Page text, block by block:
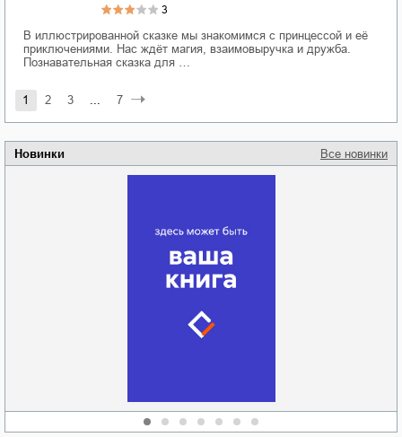
Новинки Все новинки
3
В иллюстрированной сказке мы знакомимся с принцессой и её
приключениями. Нас ждёт магия, взаимовыручка и дружба.
Познавательная сказка для …
1 2 3 ... 7